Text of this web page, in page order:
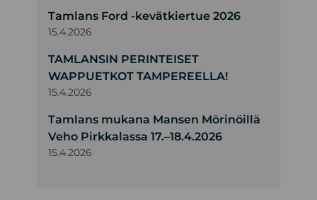
Tamlans Ford -kevätkiertue 2026
15.4.2026
TAMLANSIN PERINTEISET
WAPPUETKOT TAMPEREELLA!
15.4.2026
Tamlans mukana Mansen Mörinöillä
Veho Pirkkalassa 17.–18.4.2026
15.4.2026